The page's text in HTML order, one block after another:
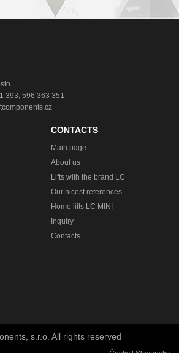
393, 596 363 351
CONTACTS
Main page
About us
Lifts with the brand LC
Our nicest references
Home lifts LC MINI
Inquiry
Contacts
s.r.o. All rights reserved